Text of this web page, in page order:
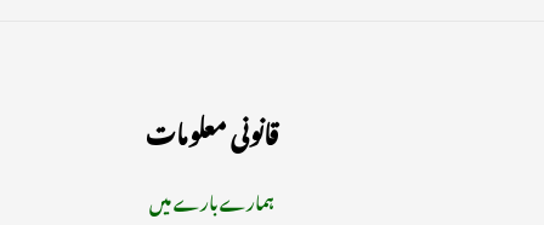
قانونی معلومات
ہمارے بارے میں